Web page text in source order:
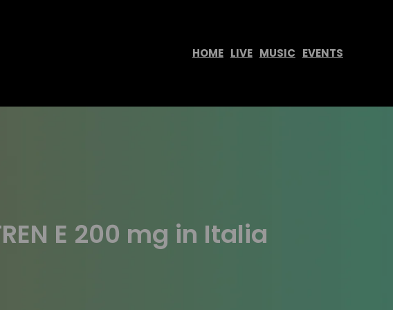
HOME LIVE MUSIC EVENTS
E 200 mg in Italia